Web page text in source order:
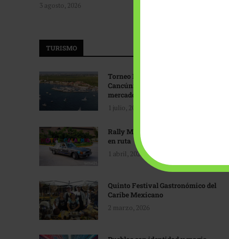
3 agosto, 2026
TURISMO
Torneo Internacional de Pesca
Cancún: Navegando hacia nuevos
mercados
1 julio, 2026
Rally Maya: Herencia automotriz
en ruta
1 abril, 2026
Quinto Festival Gastronómico del
Caribe Mexicano
2 marzo, 2026